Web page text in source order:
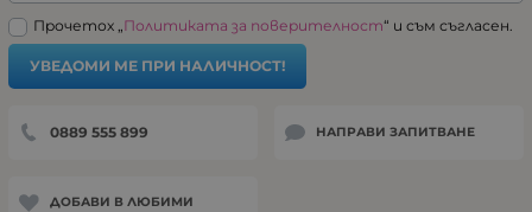
Прочетох „Политиката за поверителност“ и съм съгласен.
УВЕДОМИ МЕ ПРИ НАЛИЧНОСТ!
0889 555 899 НАПРАВИ ЗАПИТВАНЕ
ДОБАВИ В ЛЮБИМИ